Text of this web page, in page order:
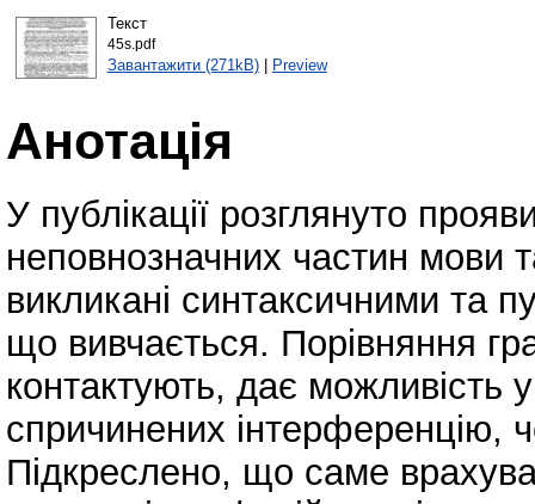
Текст
45s.pdf
Завантажити (271kB)| Preview
Анотація
У публікації розглянуто
неповнозначних частин мови
викликані синтаксичними та
що вивчається. Порівняння
контактують, дає можливість
спричинених інтерференцію,
Підкреслено, що саме